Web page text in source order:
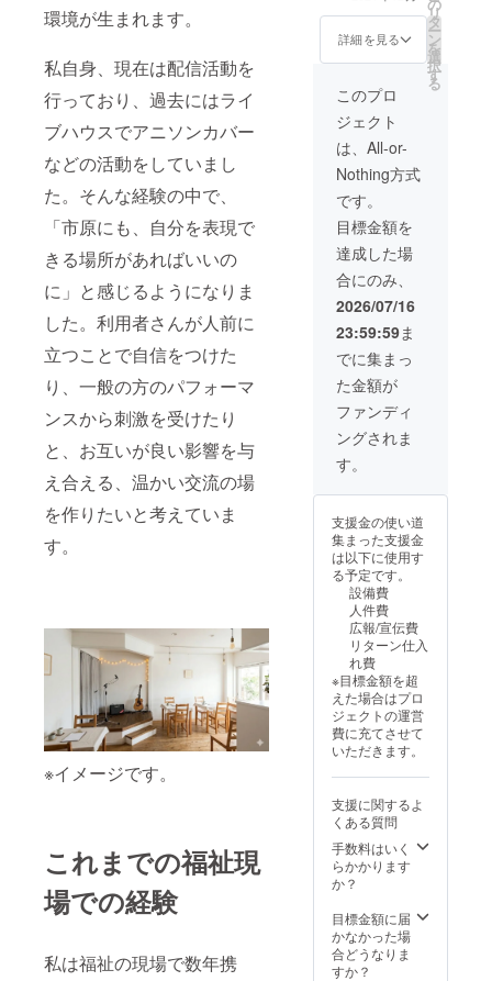
環境が生まれます。
私自身、現在は配信活動を
行っており、過去にはライ
ブハウスでアニソンカバー
などの活動をしていまし
た。そんな経験の中で、
「市原にも、自分を表現で
きる場所があればいいの
に」と感じるようになりま
した。利用者さんが人前に
立つことで自信をつけた
り、一般の方のパフォーマ
ンスから刺激を受けたり
と、お互いが良い影響を与
え合える、温かい交流の場
を作りたいと考えていま
す。
※イメージです。
これまでの福祉現
場での経験
私は福祉の現場で数年携
させていただき
ます。 ・年間パ
スについて 有効
期限：オープン
日より1年間 利
用可能回数：月1
回（合計12回）
ご利用方法：ご
来店時に支援履
歴をご提示くだ
さい 提供内容：
対象メニュー内
よりドリンク1杯
交通費等は支援
者様のご負担と
なります 混雑時
はご利用をお待
ちいただく場合
がございます ・
お名前掲載につ
いて 掲載場所：
活動報告用note
掲載期間：開業
後1年間を予定
掲載方法：文字
のみ 注意事項：
支援時、備考欄
記入ください
めて、店内に支
援者様のお名前
をスポンサーと
また、オープン
後に月1回ご利用
いただける「ド
リンク1杯＋フー
ド1品ご提供」の
年間パスをお渡
しいたします。
・スポンサー掲
載について 掲載
場所：店内スポ
ンサー掲示ス
ペース 掲載期
間：開業後1年間
法：文字のみ 注
意事項：支援
時、備考欄に掲
載を希望される
お名前をご記入
ください ・年間
パスについて 有
効期限：オープ
ン日より1年間
利用可能回数：
月1回（合計12
回） ご利用方
法：ご来店時に
支援履歴をご提
示ください 提供
内容：対象メ
ニュー内よりド
リンク1杯＋フー
ド1品 交通費等
は支援者様のご
負担となります
混雑時はご利用
をお待ちいただ
く場合がござい
ます
詳細を見る
リ
タ
ー
ン
を
選
択
す
る
このプロ
ジェクト
は、All-or-
Nothing方式
です。
目標金額を
達成した場
合にのみ、
2026/07/16
23:59:59ま
でに集まっ
た金額が
ファンディ
ングされま
す。
支援金の使い道
集まった支援金
は以下に使用す
る予定です。
設備費
人件費
広報/宣伝費
リターン仕入
れ費
※目標金額を超
えた場合はプロ
ジェクトの運営
費に充てさせて
いただきます。
支援に関するよ
くある質問
手数料はいく
らかかります
か？
目標金額に届
かなかった場
合どうなりま
すか？